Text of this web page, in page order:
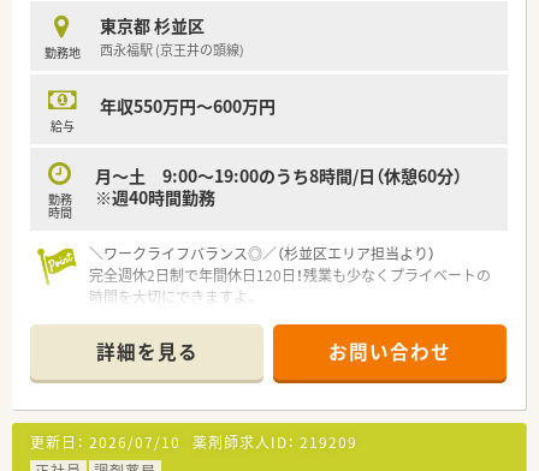
【法人特徴について】
■東京や千葉などを中心とした首都圏エリアで合計33店舗の調
剤薬局を広く展開し、地域医療に貢献している企業です。
との連携を通じて幅広い知識を習得できる環境が整います。
■成長途中の企業であり役員との距離が近く、月報制度を通じて
勤務地
東京都 杉並区
西永福駅 (京王井の頭線)
給与
年収550万円～600万円
勤務
時間
月～土 9:00～19:00のうち8時間/日（休憩60分）
※週40時間勤務
＼ワークライフバランス◎／（杉並区エリア担当より）
完全週休2日制で年間休日120日！残業も少なくプライベートの
時間を大切にできますよ。
【店舗情報と応需状況について】
■京王井の頭線の西永福駅から徒歩3分に位置し、内科や呼吸器
科をメインに1日平均30枚ほどの処方箋を応需しています。
■常時1名から2名の薬剤師が在籍しており、近隣のクリニック
と良好な関係を築きながら地域の方々の健康を支えています。
■外来業務に加えて居宅在宅も数件担当しており、地域医療に深
詳細を見る お問い合わせ
更新日： 2026/07/10 薬剤師求人ID： 219209